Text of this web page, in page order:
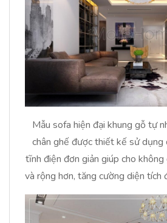
Mẫu sofa hiện đại khung gỗ tự
chân ghế được thiết kế sử dụng
tĩnh điện đơn giản giúp cho
và rộng hơn, tăng cường diện tích